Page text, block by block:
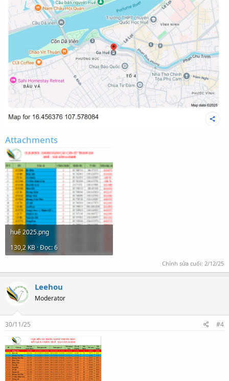
Attachments
huế 2025.png
130,2 KB · Đọc: 6
Chỉnh sửa cuối: 2/12/25
Leehou
Moderator
30/11/25 #4